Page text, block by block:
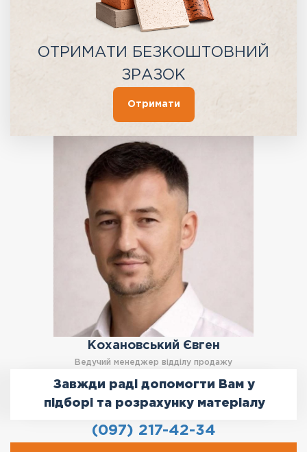
ОТРИМАТИ БЕЗКОШТОВНИЙ
ЗРАЗОК
Отримати
Кохановський Євген
Ведучий менеджер відділу продажу
Завжди раді допомогти Вам у
підборі та розрахунку матеріалу
(097) 217-42-34